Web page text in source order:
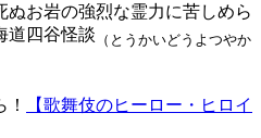
ぬお岩の強烈な霊力に苦しめら
道四谷怪談 （とうかいどうよつやか
【歌舞伎のヒーロー・ヒロイ